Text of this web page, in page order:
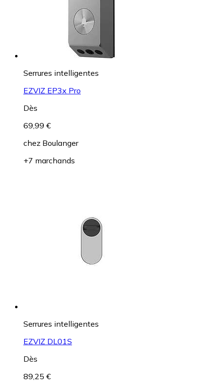
Serrures intelligentes
EZVIZ EP3x Pro
Dès
69,99 €
chez Boulanger
+7 marchands
Serrures intelligentes
EZVIZ DL01S
Dès
89,25 €